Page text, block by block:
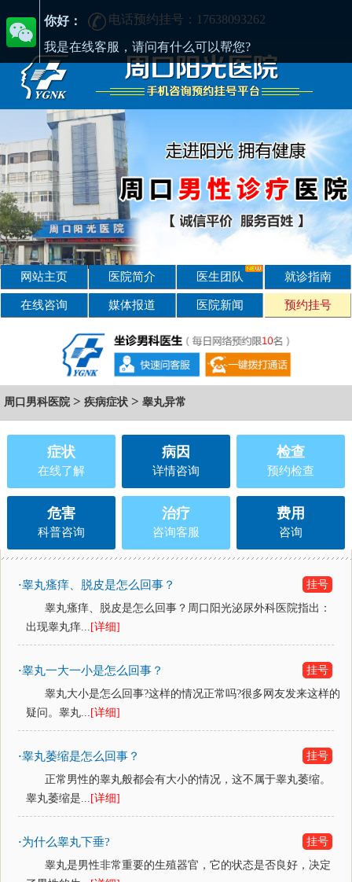
电话预约挂号：17638093262
周口男性疾病哪家医院好-周口2025年男科医院排名-周口男科医院
网站主页 医院简介 医生团队 就诊指南
在线咨询 媒体报道 医院新闻 预约挂号
周口男科医院 > 疾病症状 > 睾丸异常
症状
在线了解
病因
详情咨询
检查
预约检查
危害
科普咨询
治疗
咨询客服
费用
咨询
·睾丸瘙痒、脱皮是怎么回事？
挂号
睾丸瘙痒、脱皮是怎么回事？周口阳光泌尿外科医院指出：
出现睾丸痒... [详细]
·睾丸一大一小是怎么回事？
挂号
睾丸大小是怎么回事?这样的情况正常吗?很多网友发来这样的
疑问。睾丸... [详细]
·睾丸萎缩是怎么回事？
挂号
正常男性的睾丸般都会有大小的情况，这不属于睾丸萎缩。
睾丸萎缩是... [详细]
·为什么睾丸下垂?
挂号
睾丸是男性非常重要的生殖器官，它的状态是否良好，决定
你好：
我是在线客服，请问有什么可以帮您?